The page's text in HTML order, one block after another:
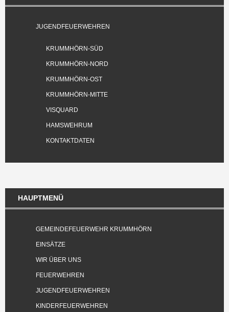
JUGENDFEUERWEHREN
KRUMMHÖRN-SÜD
KRUMMHÖRN-NORD
KRUMMHÖRN-OST
KRUMMHÖRN-MITTE
VISQUARD
HAMSWEHRUM
KONTAKTDATEN
HAUPTMENÜ
GEMEINDEFEUERWEHR KRUMMHÖRN
EINSÄTZE
WIR ÜBER UNS
FEUERWEHREN
JUGENDFEUERWEHREN
KINDERFEUERWEHREN